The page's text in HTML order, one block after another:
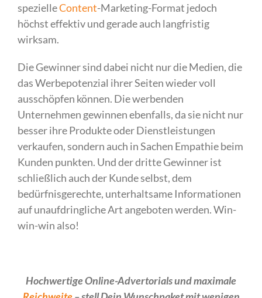
spezielleContent-Marketing-Format jedoch
höchst effektiv und gerade auch langfristig
wirksam.
Die Gewinner sind dabei nicht nur die Medien, die
das Werbepotenzial ihrer Seiten wieder voll
ausschöpfen können. Die werbenden
Unternehmen gewinnen ebenfalls, da sie nicht nur
besser ihre Produkte oder Dienstleistungen
verkaufen, sondern auch in Sachen Empathie beim
Kunden punkten. Und der dritte Gewinner ist
schließlich auch der Kunde selbst, dem
bedürfnisgerechte, unterhaltsame Informationen
auf unaufdringliche Art angeboten werden. Win-
win-win also!
Hochwertige Online-Advertorials und maximale